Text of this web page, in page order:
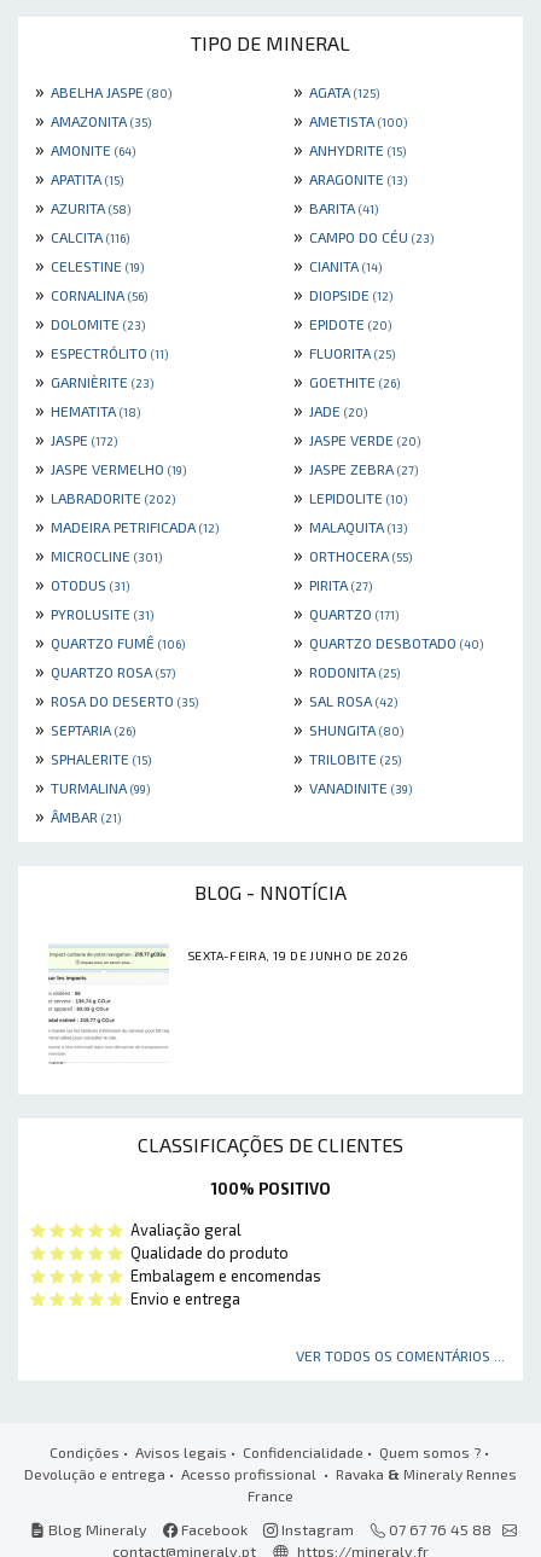
TIPO DE MINERAL
» ABELHA JASPE (80) » AGATA (125)
» AMAZONITA (35) » AMETISTA (100)
» AMONITE (64) » ANHYDRITE (15)
» APATITA (15) » ARAGONITE (13)
» AZURITA (58) » BARITA (41)
» CALCITA (116) » CAMPO DO CÉU (23)
» CELESTINE (19) » CIANITA (14)
» CORNALINA (56) » DIOPSIDE (12)
» DOLOMITE (23) » EPIDOTE (20)
» ESPECTRÓLITO (11) » FLUORITA (25)
» GARNIÈRITE (23) » GOETHITE (26)
» HEMATITA (18) » JADE (20)
» JASPE (172) » JASPE VERDE (20)
» JASPE VERMELHO (19) » JASPE ZEBRA (27)
» LABRADORITE (202) » LEPIDOLITE (10)
» MADEIRA PETRIFICADA (12) » MALAQUITA (13)
» MICROCLINE (301) » ORTHOCERA (55)
» OTODUS (31) » PIRITA (27)
» PYROLUSITE (31) » QUARTZO (171)
» QUARTZO FUMÊ (106) » QUARTZO DESBOTADO (40)
» QUARTZO ROSA (57) » RODONITA (25)
» ROSA DO DESERTO (35) » SAL ROSA (42)
» SEPTARIA (26) » SHUNGITA (80)
» SPHALERITE (15) » TRILOBITE (25)
» TURMALINA (99) » VANADINITE (39)
» ÂMBAR (21)
BLOG - NNOTÍCIA
SEXTA-FEIRA, 19 DE JUNHO DE 2026
CLASSIFICAÇÕES DE CLIENTES
100% POSITIVO
Avaliação geral
Qualidade do produto
Embalagem e encomendas
Envio e entrega
VER TODOS OS COMENTÁRIOS ...
Condições • Avisos legais • Confidencialidade • Quem somos ?•
Devolução e entrega • Acesso profissional • Ravaka & Mineraly Rennes
France
Blog Mineraly
Facebook Instagram
07 67 76 45 88
contact@mineraly.pt
https://mineraly.fr